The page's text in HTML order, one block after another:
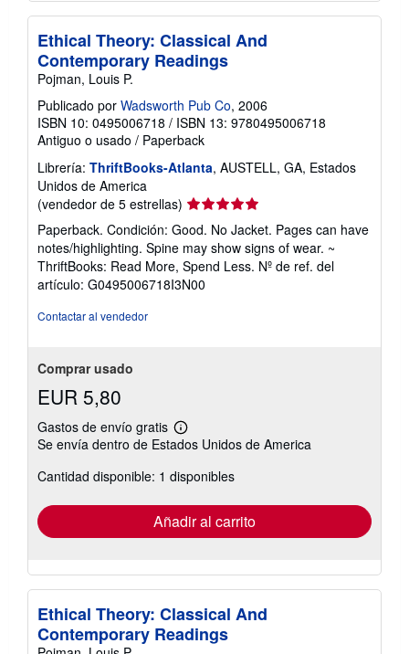
Ethical Theory: Classical And
Contemporary Readings
Pojman, Louis P.
Publicado por Wadsworth Pub Co, 2006
ISBN 10: 0495006718 / ISBN 13: 9780495006718
Antiguo o usado / Paperback
Librería: ThriftBooks-Atlanta, AUSTELL, GA, Estados
Unidos de America
(vendedor de 5 estrellas) Calificación
del
vendedor:
5
de
5
Paperback. Condición: Good. No Jacket. Pages can have
notes/highlighting. Spine may show signs of wear. ~
ThriftBooks: Read More, Spend Less. Nº de ref. del
artículo: G0495006718I3N00
Contactar al vendedor
Comprar usado
EUR 5,80
Gastos de envío gratis
Más
información
las
tarifas
envío
Se envía dentro de Estados Unidos de America
Cantidad disponible: 1 disponibles
Añadir al carrito
Ethical Theory: Classical And
Contemporary Readings